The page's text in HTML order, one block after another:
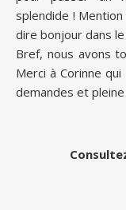
splendide !
dire bonjour dans
Bref, nous avons
Merci à Corinne
demandes et